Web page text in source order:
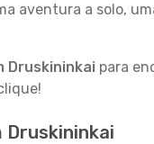
aventura a solo,
Druskininkai para
Druskininkai